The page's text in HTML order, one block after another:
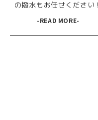
の撥水もお任せください！
-READ MORE-